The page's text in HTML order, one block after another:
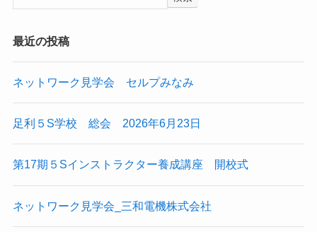
最近の投稿
ネットワーク見学会 セルプみなみ
足利５S学校 総会 2026年6月23日
第17期５Sインストラクター養成講座 開校式
ネットワーク見学会_三和電機株式会社